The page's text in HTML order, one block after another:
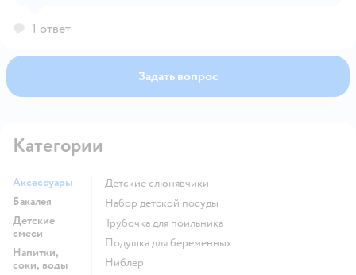
1 ответ
Задать вопрос
Категории
Аксессуары
Бакалея
Детские
смеси
Напитки,
соки, воды
Детские слюнявчики
набор детской посуды
трубочка для поильника
подушка для беременных
ниблер